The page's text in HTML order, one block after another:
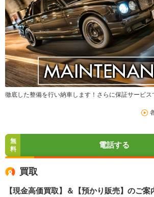
徹底した整備を行い納車します！さらに保証サービス
無
料
電話する
買取
【現金高価買取】＆【預かり販売】のご案